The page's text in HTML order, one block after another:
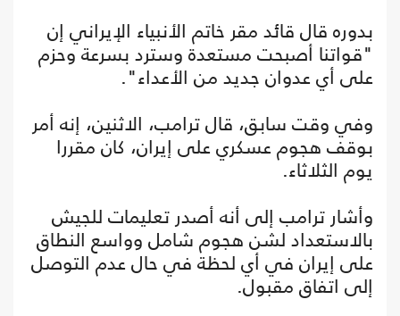
بدوره قال قائد مقر خاتم الأنبياء الإيراني إن
"قواتنا أصبحت مستعدة وسترد بسرعة وحزم
على أي عدوان جديد من الأعداء".
وفي وقت سابق، قال ترامب، الاثنين، إنه أمر
بوقف هجوم عسكري على إيران، كان مقررا
يوم الثلاثاء.
وأشار ترامب إلى أنه أصدر تعليمات للجيش
بالاستعداد لشن هجوم شامل وواسع النطاق
على إيران في أي لحظة في حال عدم التوصل
إلى اتفاق مقبول.